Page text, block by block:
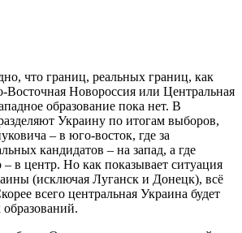
что границ, реальных границ, как
Восточная Новороссия или Центральная
образование пока нет. В
Украину по итогам выборов,
– в юго-восток, где за
кандидатов – на запад, а где
в центр. Но как показывает ситуация
(исключая Луганск и Донецк), всё
всего центральная Украина будет